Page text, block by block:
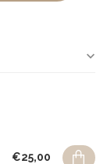
€25,00